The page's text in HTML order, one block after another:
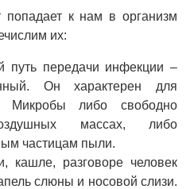
попадает к нам в организм
их:
путь передачи инфекции –
Он характерен для
Микробы либо свободно
массах, либо
частицам пыли.
кашле, разговоре человек
слюны и носовой слизи.